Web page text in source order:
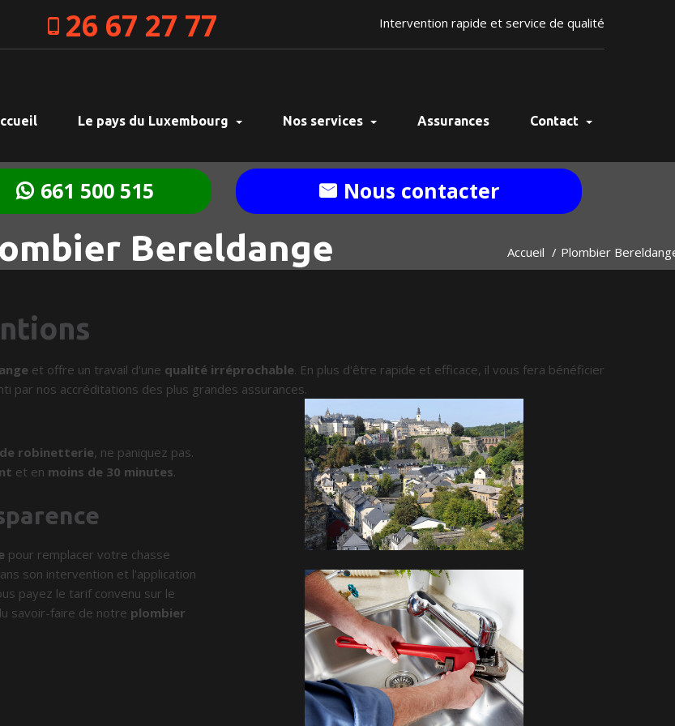
26 67 27 77 Intervention rapide et service de qualité
Le pays du Luxembourg Nos services Assurances Contact
661 500 515 Nous contacter
Bereldange Accueil Plombier
et offre un travail d'une qualité irréprochable. En plus d'être rapide et efficace, il vous fera bénéficier
par nos accréditations des plus grandes assurances.
robinetterie, ne paniquez pas.
et en moins de 30 minutes.
pour remplacer votre chasse
son intervention et l'application
payez le tarif convenu sur le
savoir-faire de notre plombier